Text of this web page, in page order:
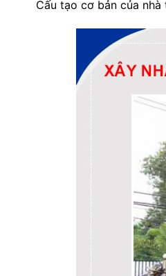
Cấu tạo cơ bản của